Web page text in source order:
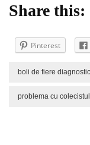
Share this:
Pinterest
boli de fiere diagnostic
problema cu colecistul